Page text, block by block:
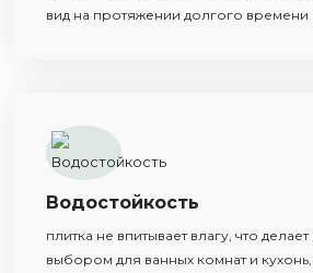
вид на протяжении долгого времени
Водостойкость
плитка не впитывает влагу, что
выбором для ванных комнат и кухонь,